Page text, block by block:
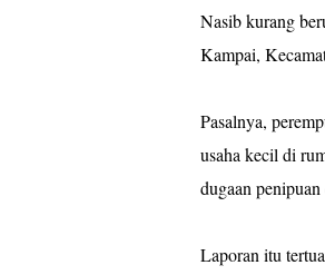
Nasib kurang
Kampai,
Pasalnya,
usaha kecil di
dugaan
Laporan itu